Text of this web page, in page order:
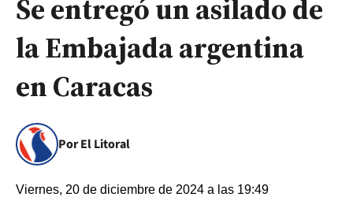
Se entregó un asilado de
la Embajada argentina
en Caracas
Por El Litoral
Viernes, 20 de diciembre de 2024 a las 19:49